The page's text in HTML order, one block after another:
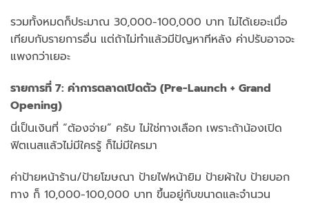
รวมทั้งหมดก็ประมาณ 30,000-100,000 บาท ไม่ได้เยอะเมื่อ
เทียบกับรายการอื่น แต่ถ้าไม่ทำแล้วมีปัญหาทีหลัง ค่าปรับอาจจะ
แพงกว่าเยอะ
รายการที่ 7: ค่าการตลาดเปิดตัว (Pre-Launch + Grand
Opening)
นี่เป็นเงินที่ “ต้องจ่าย” ครับ ไม่ใช่ทางเลือก เพราะถ้าน้องเปิด
ฟิตเนสแล้วไม่มีใครรู้ ก็ไม่มีใครมา
ค่าป้ายหน้าร้าน/ป้ายโฆษณา ป้ายไฟหน้ายิม ป้ายผ้าใบ ป้ายบอก
ทาง ก็ 10,000-100,000 บาท ขึ้นอยู่กับขนาดและจำนวน